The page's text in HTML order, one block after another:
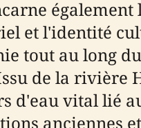
également
et l'identité
tout au long
de la rivière
d'eau vital lié
anciennes